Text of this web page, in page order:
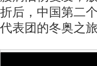
折后，中国第二
代表团的冬奥之旅